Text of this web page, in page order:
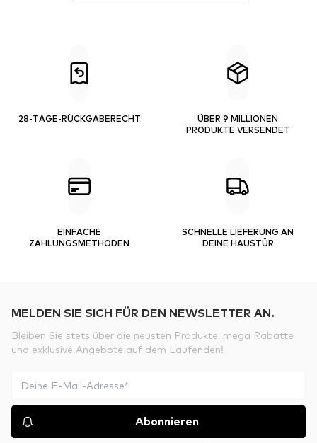
28-TAGE-RÜCKGABERECHT
ÜBER 9 MILLIONEN
PRODUKTE VERSENDET
EINFACHE
ZAHLUNGSMETHODEN
SCHNELLE LIEFERUNG AN
DEINE HAUSTÜR
MELDEN SIE SICH FÜR DEN NEWSLETTER AN.
Bleiben Sie stets über die neusten Produkte, mega Rabatte
und exklusive Angebote auf dem Laufenden!
Abonnieren